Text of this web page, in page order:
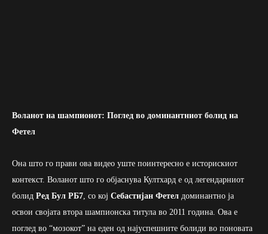
Воланот на шампионот: Поглед во доминантниот болид на
Фетел
Она што го прави ова видео уште поинтересно е историскиот
контекст. Воланот што го објаснува Култхард е од легендарниот
болид Ред Бул РБ7, со кој Себастијан Фетел доминантно ја
освои својата втора шампионска титула во 2011 година. Ова е
поглед во “мозокот” на еден од најуспешните болиди во поновата